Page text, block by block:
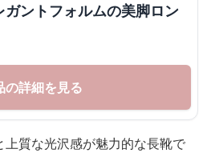
ントフォルムの美脚ロン
の詳細を見る
質な光沢感が魅力的な長靴で